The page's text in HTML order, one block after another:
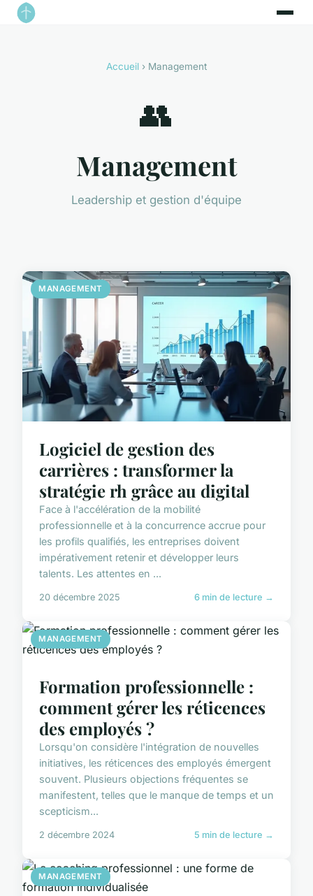
Accueil › Management
👥
Management
Leadership et gestion d'équipe
MANAGEMENT
Logiciel de gestion des
carrières : transformer la
stratégie rh grâce au digital
Face à l'accélération de la mobilité
professionnelle et à la concurrence accrue pour
les profils qualifiés, les entreprises doivent
impérativement retenir et développer leurs
talents. Les attentes en ...
20 décembre 2025 6 min de lecture →
MANAGEMENT
Formation professionnelle :
comment gérer les réticences
des employés ?
Lorsqu'on considère l'intégration de nouvelles
initiatives, les réticences des employés émergent
souvent. Plusieurs objections fréquentes se
manifestent, telles que le manque de temps et un
scepticism...
2 décembre 2024 5 min de lecture →
MANAGEMENT